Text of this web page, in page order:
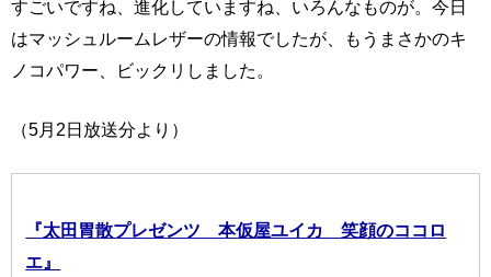
すごいですね、進化していますね、いろんなものが。今日
はマッシュルームレザーの情報でしたが、もうまさかのキ
ノコパワー、ビックリしました。
（5月2日放送分より）
『太田胃散プレゼンツ 本仮屋ユイカ 笑顔のココロ
エ』